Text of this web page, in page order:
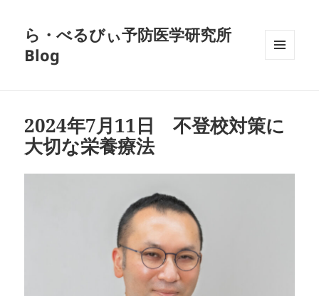
ら・べるびぃ予防医学研究所
Blog
2024年7月11日 不登校対策に
大切な栄養療法